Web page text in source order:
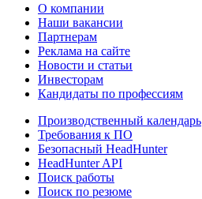
О компании
Наши вакансии
Партнерам
Реклама на сайте
Новости и статьи
Инвесторам
Кандидаты по профессиям
Производственный календарь
Требования к ПО
Безопасный HeadHunter
HeadHunter API
Поиск работы
Поиск по резюме